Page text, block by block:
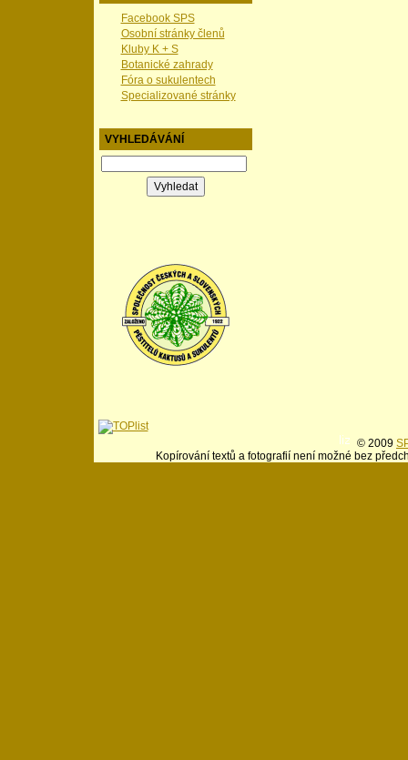
Facebook SPS
Osobní stránky členů
Kluby K + S
Botanické zahrady
Fóra o sukulentech
Specializované stránky
VYHLEDÁVÁNÍ
© 2009
Kopírování textů a fotografií není možné bez